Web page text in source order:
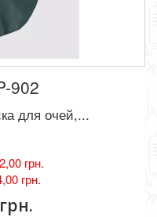
902
для очей,...
грн.
грн.